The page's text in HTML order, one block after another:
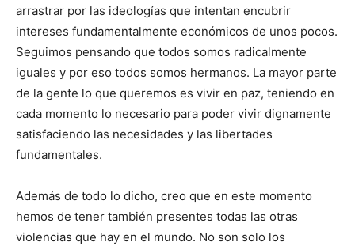
arrastrar por las ideologías que intentan encubrir
intereses fundamentalmente económicos de unos pocos.
Seguimos pensando que todos somos radicalmente
iguales y por eso todos somos hermanos. La mayor parte
de la gente lo que queremos es vivir en paz, teniendo en
cada momento lo necesario para poder vivir dignamente
satisfaciendo las necesidades y las libertades
fundamentales.
Además de todo lo dicho, creo que en este momento
hemos de tener también presentes todas las otras
violencias que hay en el mundo. No son solo los